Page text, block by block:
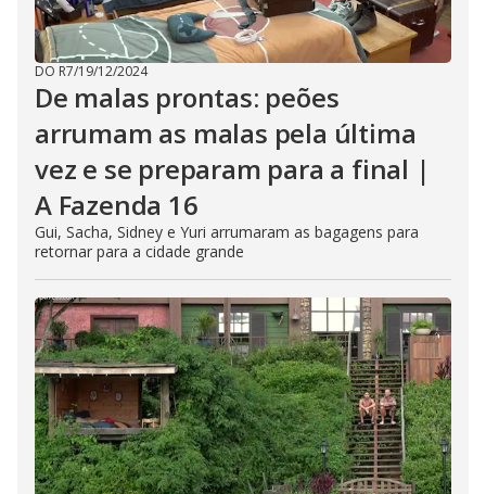
DO R7/19/12/2024
De malas prontas: peões
arrumam as malas pela última
vez e se preparam para a final |
A Fazenda 16
Gui, Sacha, Sidney e Yuri arrumaram as bagagens para
retornar para a cidade grande